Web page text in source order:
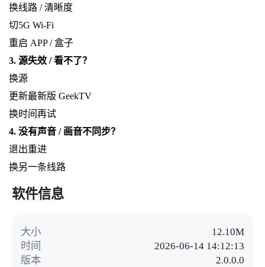
换线路 / 清晰度
切5G Wi‑Fi
重启 APP / 盒子
3. 源失效 / 看不了？
换源
更新最新版 GeekTV
换时间再试
4. 没有声音 / 画音不同步？
退出重进
换另一条线路
软件信息
大小
12.10M
时间
2026-06-14 14:12:13
版本
2.0.0.0